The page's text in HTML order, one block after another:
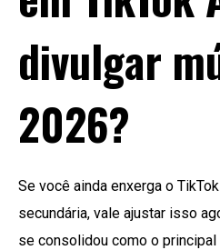
divulgar
2026?
Se você ainda enxerga o
secundária, vale ajustar isso
se consolidou como o